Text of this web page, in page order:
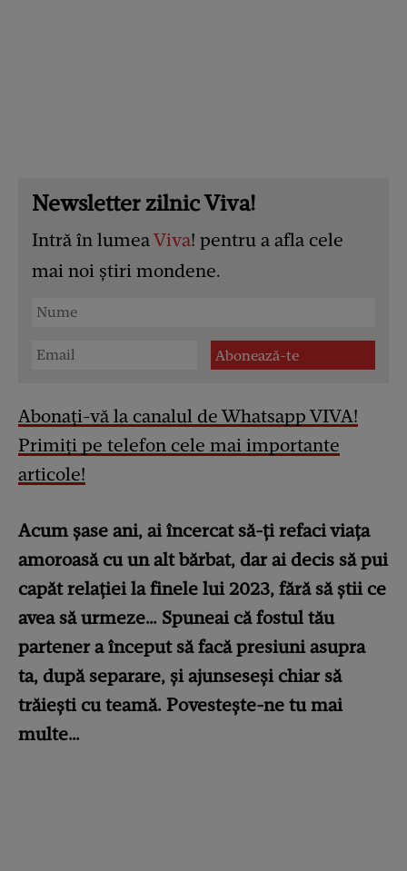
Newsletter zilnic Viva!
Intră în lumeaViva! pentru a afla cele
mai noi știri mondene.
Abonați-vă la canalul de Whatsapp VIVA!
Primiți pe telefon cele mai importante
articole!
Acum șase ani, ai încercat să-ți refaci viața
amoroasă cu un alt bărbat, dar ai decis să pui
capăt relației la finele lui 2023, fără să știi ce
avea să urmeze… Spuneai că fostul tău
partener a început să facă presiuni asupra
ta, după separare, și ajunseseși chiar să
trăiești cu teamă. Povestește-ne tu mai
multe…